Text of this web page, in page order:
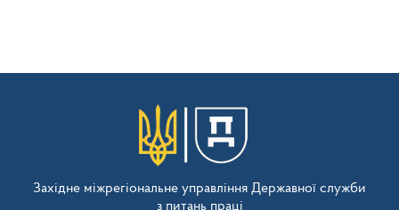
Західне міжрегіональне управління Державної служби
з питань праці